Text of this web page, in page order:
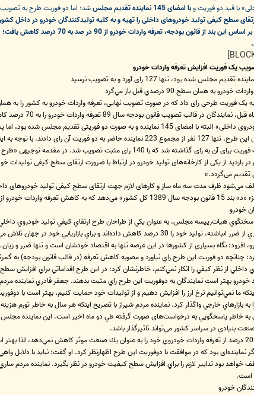
با قید دو فوریت وبا امضای 145 نماینده تقدیم مجلس شد؛ اما دو فوریت طرح به
بودجه سال 1389 کل کشور» می‌دهد. بر
یک فوریت افزایش تعرفه واردات خودرو
همان سطح 90 درصدي قبل باز مي‌گرد
تصویب قانون بودجه سال 89 تعرفه واردات خودرو را به 70 درصد کاهش داده بودند.
طرح دو ماده‌ای «ارتقای کیفی تولید خودروی داخلی» البته با امضای 145
آن تصویب شد. در مرحله نخست بررسی این طرح، تنها 127 نفر از مجموع 223
نرسید، اما در مرحله بعد، درخواست یک فوریت برای آن به رای گذاشته
ظرف مدت سه ماه ساز و کارهای لازم جهت ارتقای سطح کیفی تولید خودروهای داخلی
به 70 درصد مربوط بوده است.
خودرو
هيات‌رييسه مجلس، به عنوان يكي از طراحان طرح ارتقاي كيفي توليد خودروي
كاهش داده‌اند و براي بازاريابي خود در جهان تلاش مي‌كنند.
افزود: نگاه بسياري از كشورها در اين عرصه تنها به اقتصاد خودشان است و تنها ضرر و
دو فوريت اين طرح راي نياورد و مصوبه کاهش تعرفه (در قالب قانون بودجه) به
داخلي از نظر كيفي را انكار نمي‌كنم، خاطرنشان كرد: در اين طرح اقداماتي براي
خودرو بهتر است نمايندگان به دوفوريت اين طرح راي مثبت بدهند. جعفر قادري نماينده
ما نمي‌توانيم نرخ ارز را افزايش دهيم و از توليدات خود حمايت كنيم، بهتر است
بازارهاي خارجي واگذار كرد. نماينده مردم شيراز با تصريح اينكه هر سال به خاطر تورم
به خاطر پاسخگويي به درخواست‌های صورت گرفته طي دو ماه اخير است. اين نماينده
بنيادي در سراسر کشور مي‌تواند تاثيرگذار باشد.
نمایند‌ه‌ای بود که در موافقت با دوفوريت اين طرح اظهارنظر کرد. او گفت: نبايد با
خواهد بود تدابير لازم را براي افزايش سطح كيفيت خودرو در نظر بگیرد. نماينده
است.
خودرو